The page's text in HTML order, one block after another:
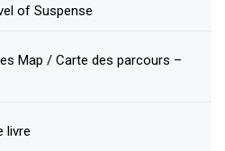
of Suspense
Map / Carte des parcours –
livre